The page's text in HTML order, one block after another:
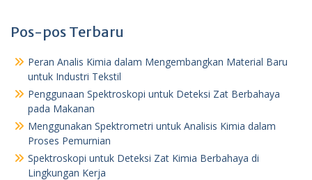
Pos-pos Terbaru
Peran Analis Kimia dalam Mengembangkan Material Baru
untuk Industri Tekstil
Penggunaan Spektroskopi untuk Deteksi Zat Berbahaya
pada Makanan
Menggunakan Spektrometri untuk Analisis Kimia dalam
Proses Pemurnian
Spektroskopi untuk Deteksi Zat Kimia Berbahaya di
Lingkungan Kerja